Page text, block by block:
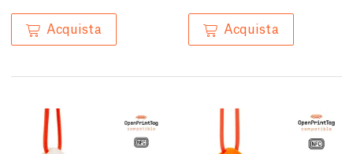
Acquista Acquista